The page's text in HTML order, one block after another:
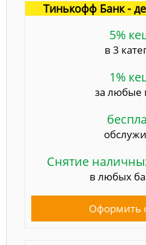
Тинькофф Банк -
5%
в 3
1%
за любые
Снятие
в любых
Оформить